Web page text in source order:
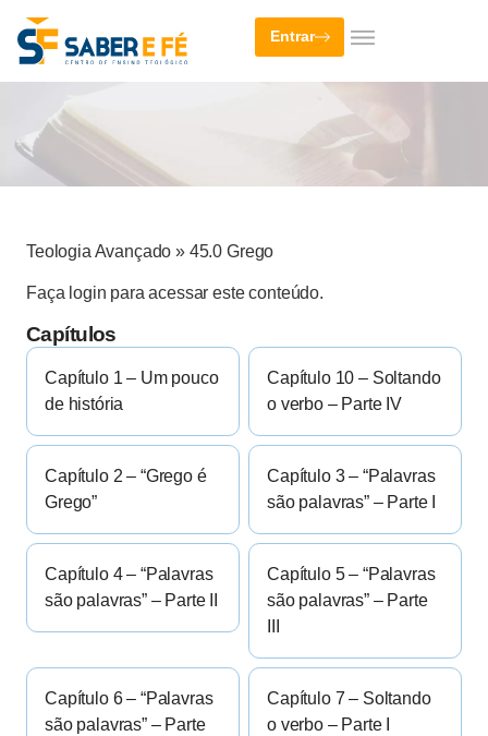
Entrar
Teologia Avançado » 45.0 Grego
Faça login para acessar este conteúdo.
Capítulos
Capítulo 1 – Um pouco
de história
Capítulo 10 – Soltando
o verbo – Parte IV
Capítulo 2 – “Grego é
Grego”
Capítulo 3 – “Palavras
são palavras” – Parte I
Capítulo 4 – “Palavras
são palavras” – Parte II
Capítulo 5 – “Palavras
são palavras” – Parte
Capítulo 6 – “Palavras
são palavras” – Parte
Capítulo 7 – Soltando
o verbo – Parte I